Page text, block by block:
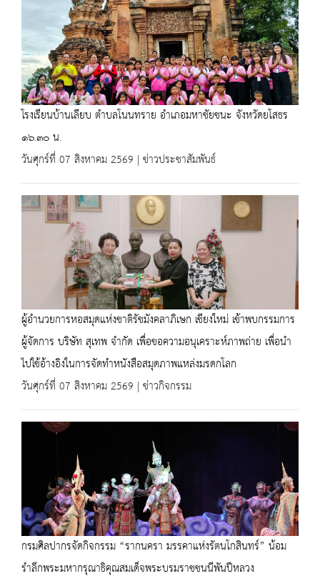
โรงเรียนบ้านเลียบ ตำบลโนนทราย อำเภอมหาชัยชนะ จังหวัดยโสธร
๑๖.๓๐ น.
วันศุกร์ที่ 07 สิงหาคม 2569 | ข่าวประชาสัมพันธ์
ผู้อำนวยการหอสมุดแห่งชาติรัชมังคลาภิเษก เชียงใหม่ เข้าพบกรรมการ
ผู้จัดการ บริษัท สุเทพ จำกัด เพื่อขอความอนุเคราะห์ภาพถ่าย เพื่อนำ
ไปใช้อ้างอิงในการจัดทำหนังสือสมุดภาพแหล่งมรดกโลก
วันศุกร์ที่ 07 สิงหาคม 2569 | ข่าวกิจกรรม
กรมศิลปากรจัดกิจกรรม “รากนครา มรรคาแห่งรัตนโกสินทร์” น้อม
รำลึกพระมหากรุณาธิคุณสมเด็จพระบรมราชชนนีพันปีหลวง